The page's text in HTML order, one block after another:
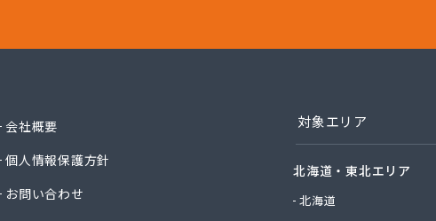
ガステックサービス株式会社 浜北営業所
ガステックサービス株式会社 静岡営業所
ガステックサービス株式会社 袋井営業所
ガステックサービス株式会社 島田営業所
ガステックサービス株式会社 富士営業所
クレバヤシ住宅設備
会社概要
個人情報保護方針
お問い合わせ
対象エリア
北海道・東北エリア
北海道